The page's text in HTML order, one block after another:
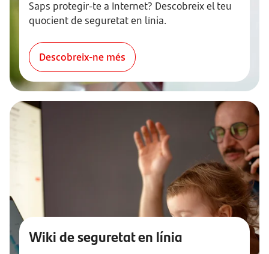
Saps protegir-te a Internet? Descobreix el teu
quocient de seguretat en línia.
Descobreix-ne més
Wiki de seguretat en línia